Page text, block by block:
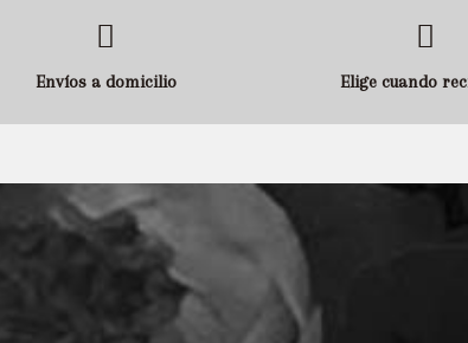
Envíos a domicilio Elige cuando